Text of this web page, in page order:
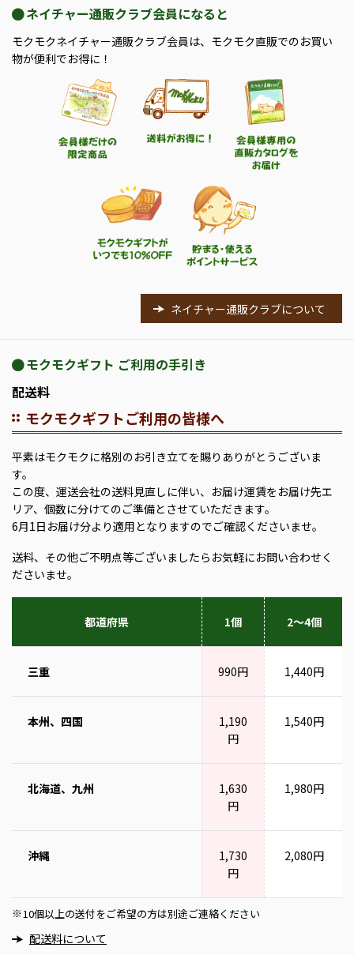
ネイチャー通販クラブ会員になると
モクモクネイチャー通販クラブ会員は、モクモク直販でのお買い
物が便利でお得に！
ネイチャー通販クラブについて
モクモクギフト ご利用の手引き
配送料
モクモクギフトご利用の皆様へ
平素はモクモクに格別のお引き立てを賜りありがとうございま
す。
この度、運送会社の送料見直しに伴い、お届け運賃をお届け先エ
リア、個数に分けてのご準備とさせていただきます。
6月1日お届け分より適用となりますのでご確認くださいませ。
送料、その他ご不明点等ございましたらお気軽にお問い合わせく
ださいませ。
都道府県 1個 2～4個
三重 990円 1,440円
本州、四国
1,190
円
1,540円
北海道、九州
1,630
円
1,980円
沖縄
1,730
円
2,080円
※ 10個以上の送付をご希望の方は別途ご連絡ください
配送料について